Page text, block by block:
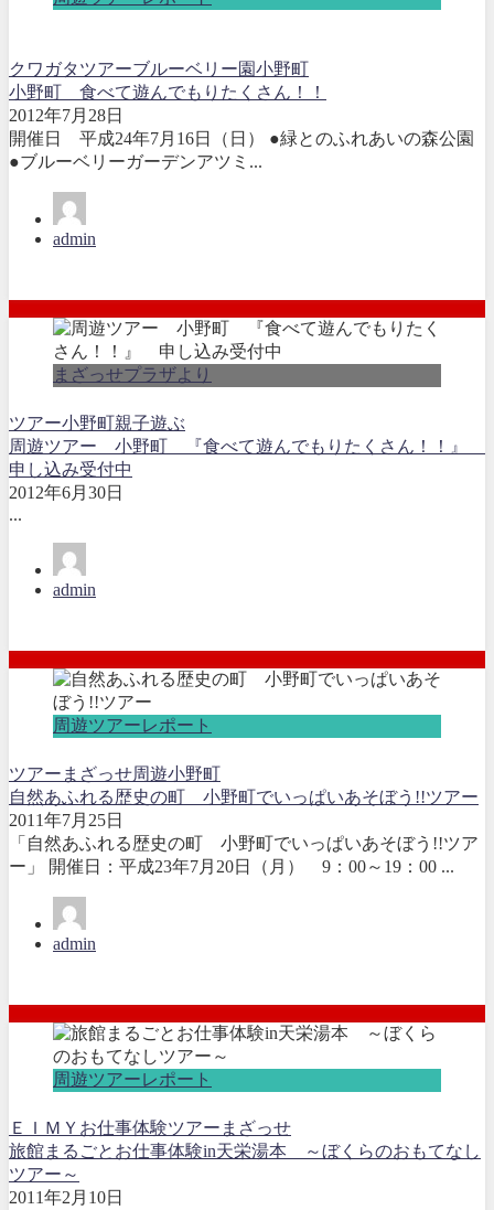
クワガタツアーブルーベリー園小野町
小野町 食べて遊んでもりたくさん！！
2012年7月28日
開催日 平成24年7月16日（日） ●緑とのふれあいの森公園
●ブルーベリーガーデンアツミ...
admin
まざっせプラザより
ツアー小野町親子遊ぶ
周遊ツアー 小野町 『食べて遊んでもりたくさん！！』
申し込み受付中
2012年6月30日
...
admin
周遊ツアーレポート
ツアー まざっせ周遊小野町
自然あふれる歴史の町 小野町でいっぱいあそぼう!!ツアー
2011年7月25日
「自然あふれる歴史の町 小野町でいっぱいあそぼう!!ツア
ー」 開催日：平成23年7月20日（月） 9：00～19：00 ...
admin
周遊ツアーレポート
ＥＩＭＹ お仕事体験ツアー まざっせ
旅館まるごとお仕事体験in天栄湯本 ～ぼくらのおもてなし
ツアー～
2011年2月10日